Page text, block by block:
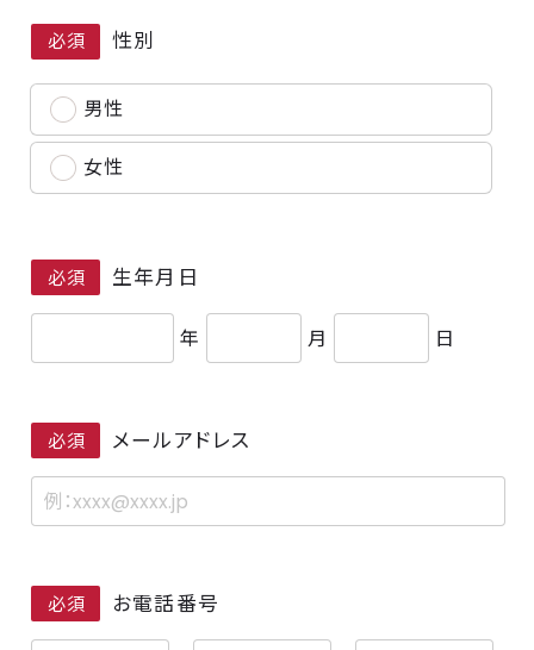
必須 性別
男性
女性
必須 生年月日
年 月 日
必須 メールアドレス
必須 お電話番号